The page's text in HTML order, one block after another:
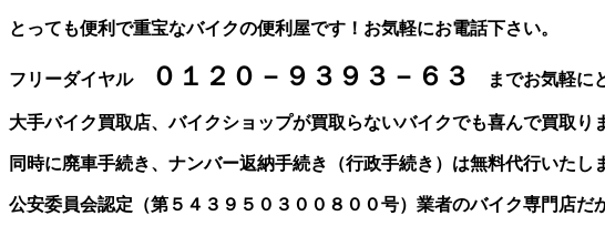
とっても便利で重宝なバイクの便利屋です！お気軽にお電話下さい。
フリーダイヤル ０１２０－９３９３－６３ までお気軽に
大手バイク買取店、バイクショップが買取らないバイクでも喜んで買取り
同時に廃車手続き、ナンバー返納手続き（行政手続き）は無料代行いたし
公安委員会認定（第５４３９５０３００８００号）業者のバイク専門店だ